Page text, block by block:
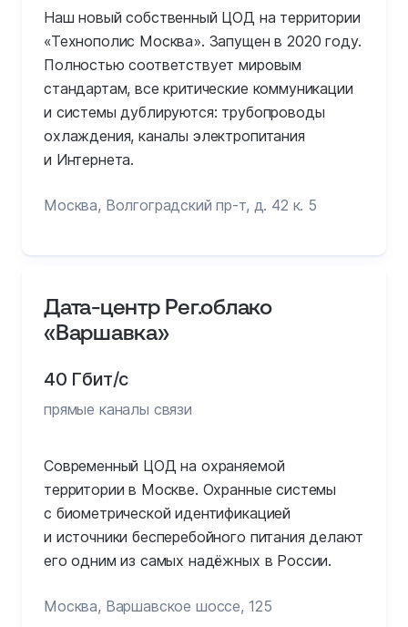
Наш новый собственный ЦОД на территории
«Технополис Москва». Запущен в 2020 году.
Полностью соответствует мировым
стандартам, все критические коммуникации
и системы дублируются: трубопроводы
охлаждения, каналы электропитания
и Интернета.
Москва, Волгоградский пр-т, д. 42 к. 5
Дата-центр Рег.облако
«Варшавка»
40 Гбит/с
прямые каналы связи
Современный ЦОД на охраняемой
территории в Москве. Охранные системы
с биометрической идентификацией
и источники бесперебойного питания делают
его одним из самых надёжных в России.
Москва, Варшавское шоссе, 125